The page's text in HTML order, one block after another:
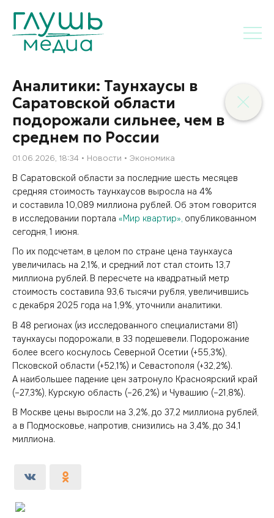
Аналитики: Таунхаусы в
Саратовской области
подорожали сильнее, чем в
среднем по России
01.06.2026, 18:34 Новости Экономика
В Саратовской области за последние шесть месяцев
средняя стоимость таунхаусов выросла на 4%
и составила 10,089 миллиона рублей. Об этом говорится
в исследовании портала «Мир квартир», опубликованном
сегодня, 1 июня.
По их подсчетам, в целом по стране цена таунхауса
увеличилась на 2,1%, и средний лот стал стоить 13,7
миллиона рублей. В пересчете на квадратный метр
стоимость составила 93,6 тысячи рубля, увеличившись
с декабря 2025 года на 1,9%, уточнили аналитики.
В 48 регионах (из исследованного специалистами 81)
таунхаусы подорожали, в 33 подешевели. Подорожание
более всего коснулось Северной Осетии (+55,3%),
Псковской области (+52,1%) и Севастополя (+32,2%).
А наибольшее падение цен затронуло Красноярский край
(–27,3%), Курскую область (–26,2%) и Чувашию (–21,8%).
В Москве цены выросли на 3,2%, до 37,2 миллиона рублей,
а в Подмосковье, напротив, снизились на 3,4%, до 34,1
миллиона.